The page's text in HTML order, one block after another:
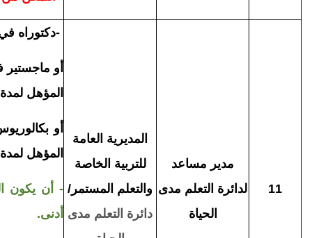
11
مدير مساعد
لدائرة التعلم مدى
الحياة
المديرية العامة
للتربية الخاصة
والتعلم المستمر/
دائرة التعلم مدى
-دكتوراه في
أو ماجستير
المؤهل لمدة 3
أو
المؤهل لمدة 6
- أن يكون
أدنى.